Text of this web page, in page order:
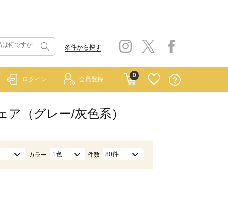
条件から探す
0
ログイン 会員登録
（グレー/灰色系）
カラー 1色 件数 80件